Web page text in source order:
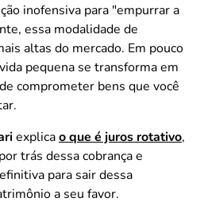
inofensiva para "empurrar a
essa modalidade de
altas do mercado. Em pouco
pequena se transforma em
comprometer bens que você
explicao que é juros rotativo,
trás dessa cobrança e
para sair dessa
a seu favor.